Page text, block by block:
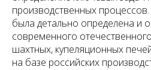
производственных
была детально определена и
современного
шахтных, купеляционных
на базе российских